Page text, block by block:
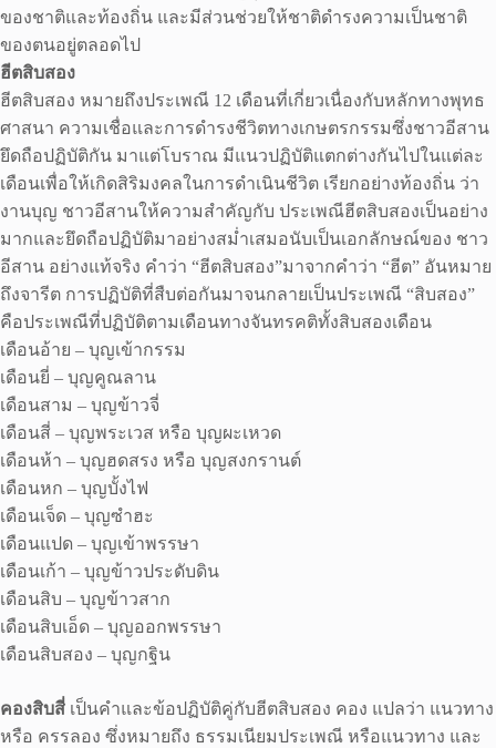
ของชาติและท้องถิ่น และมีส่วนช่วยให้ชาติดำรงความเป็นชาติ
ของตนอยู่ตลอดไป
ฮีตสิบสอง
ฮีตสิบสอง หมายถึงประเพณี 12 เดือนที่เกี่ยวเนื่องกับหลักทางพุทธ
ศาสนา ความเชื่อและการดํารงชีวิตทางเกษตรกรรมซึ่งชาวอีสาน
ยึดถือปฏิบัติกัน มาแต่โบราณ มีแนวปฏิบัติแตกต่างกันไปในแต่ละ
เดือนเพื่อให้เกิดสิริมงคลในการดําเนินชีวิต เรียกอย่างท้องถิ่น ว่า
งานบุญ ชาวอีสานให้ความสําคัญกับ ประเพณีฮีตสิบสองเป็นอย่าง
มากและยึดถือปฏิบัติมาอย่างสม่ำเสมอนับเป็นเอกลักษณ์ของ ชาว
อีสาน อย่างแท้จริง คําว่า “ฮีตสิบสอง”มาจากคําว่า “ฮีต” อันหมาย
ถึงจารีต การปฏิบัติที่สืบต่อกันมาจนกลายเป็นประเพณี “สิบสอง”
คือประเพณีที่ปฏิบัติตามเดือนทางจันทรคติทั้งสิบสองเดือน
เดือนอ้าย – บุญเข้ากรรม
เดือนยี่ – บุญคูณลาน
เดือนสาม – บุญข้าวจี่
เดือนสี่ – บุญพระเวส หรือ บุญผะเหวด
เดือนห้า – บุญฮดสรง หรือ บุญสงกรานต์
เดือนหก – บุญบั้งไฟ
เดือนเจ็ด – บุญซำฮะ
เดือนแปด – บุญเข้าพรรษา
เดือนเก้า – บุญข้าวประดับดิน
เดือนสิบ – บุญข้าวสาก
เดือนสิบเอ็ด – บุญออกพรรษา
เดือนสิบสอง – บุญกฐิน
คองสิบสี่ เป็นคำและข้อปฏิบัติคู่กับฮีตสิบสอง คอง แปลว่า แนวทาง
หรือ ครรลอง ซึ่งหมายถึง ธรรมเนียมประเพณี หรือแนวทาง และ